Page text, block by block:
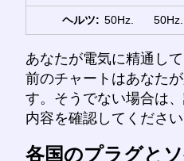
ヘルツ: 50Hz. 50Hz.
あなたが電気に精通し
前のチャートはあなた
す。そうでない場合は
内容を確認してください
各国のプラグと